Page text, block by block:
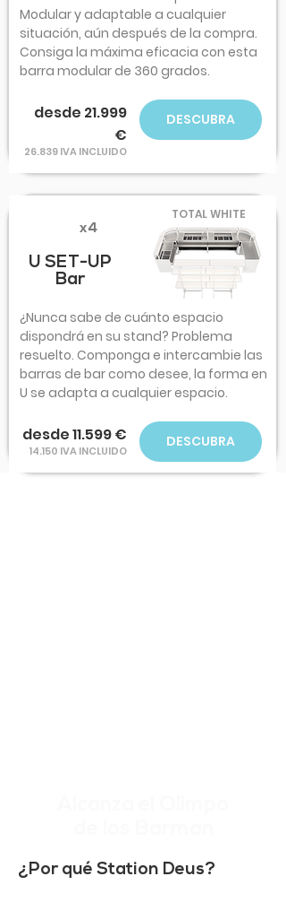
Modular y adaptable a cualquier
situación, aún después de la compra.
Consiga la máxima eficacia con esta
barra modular de 360 grados.
desde 21.999
€
26.839 IVA INCLUIDO
DESCUBRA
x4
U SET-UP
Bar
TOTAL WHITE
¿Nunca sabe de cuánto espacio
dispondrá en su stand? Problema
resuelto. Componga e intercambie las
barras de bar como desee, la forma en
U se adapta a cualquier espacio.
desde 11.599 €
14.150 IVA INCLUIDO
DESCUBRA
¿Por qué Station Deus?